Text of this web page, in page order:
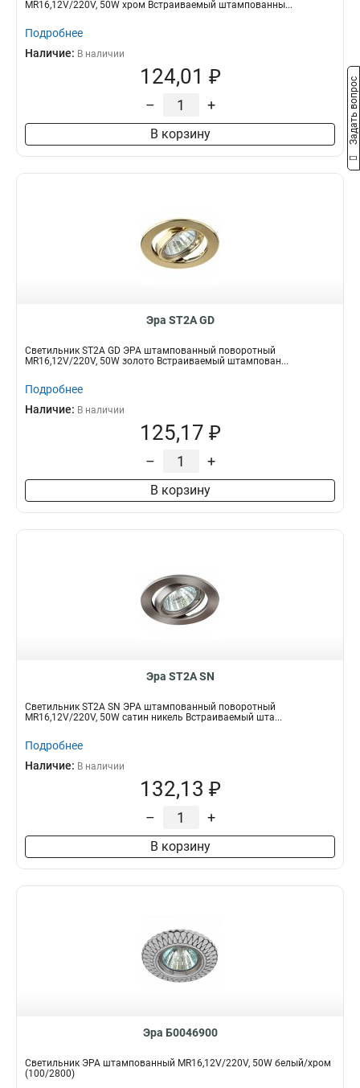
MR16,12V/220V, 50W хром Встраиваемый штампованны...
Подробнее
Наличие: В наличии
124,01 ₽
– +
В корзину
Эра ST2A GD
Светильник ST2A GD ЭРА штампованный поворотный
MR16,12V/220V, 50W золото Встраиваемый штампован...
Подробнее
Наличие: В наличии
125,17 ₽
– +
В корзину
Эра ST2A SN
Светильник ST2A SN ЭРА штампованный поворотный
MR16,12V/220V, 50W сатин никель Встраиваемый шта...
Подробнее
Наличие: В наличии
132,13 ₽
– +
В корзину
Эра Б0046900
Светильник ЭРА штампованный MR16,12V/220V, 50W белый/хром
(100/2800)
Задать вопрос